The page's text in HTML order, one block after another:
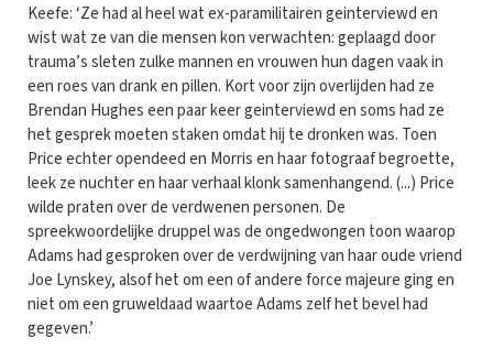
Keefe: ‘Ze had al heel wat ex-paramilitairen geinterviewd en
wist wat ze van die mensen kon verwachten: geplaagd door
trauma’s sleten zulke mannen en vrouwen hun dagen vaak in
een roes van drank en pillen. Kort voor zijn overlijden had ze
Brendan Hughes een paar keer geinterviewd en soms had ze
het gesprek moeten staken omdat hij te dronken was. Toen
Price echter opendeed en Morris en haar fotograaf begroette,
leek ze nuchter en haar verhaal klonk samenhangend. (...) Price
wilde praten over de verdwenen personen. De
spreekwoordelijke druppel was de ongedwongen toon waarop
Adams had gesproken over de verdwijning van haar oude vriend
Joe Lynskey, alsof het om een of andere force majeure ging en
niet om een gruweldaad waartoe Adams zelf het bevel had
gegeven.’